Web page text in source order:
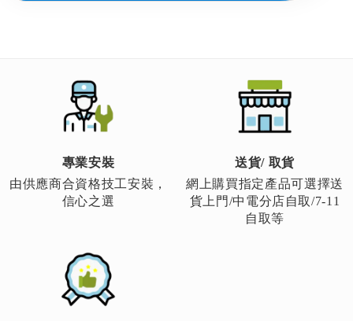
專業安裝
由供應商合資格技工安裝，
信心之選
送貨/ 取貨
網上購買指定產品可選擇送
貨上門/中電分店自取/7-11
自取等